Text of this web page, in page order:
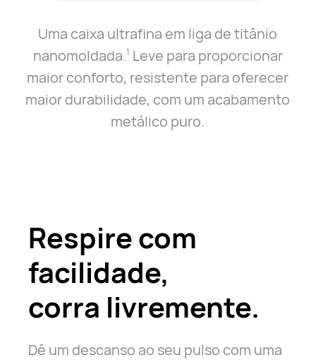
Uma caixa ultrafina em liga de titânio
nanomoldada.1 Leve para proporcionar
maior conforto, resistente para oferecer
maior durabilidade, com um acabamento
metálico puro.
Respire com
facilidade,
corra livremente.
Dê um descanso ao seu pulso com uma